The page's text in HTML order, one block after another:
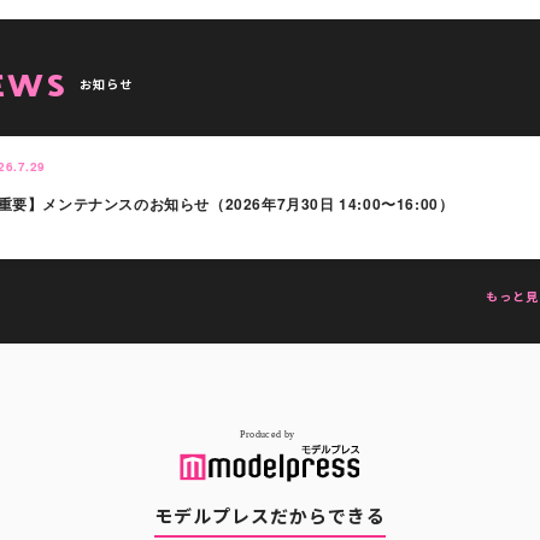
お知らせ
重要】メンテナンスのお知らせ（2026年7月30日 14:00〜16:00）
もっと
モデルプレスだからできる